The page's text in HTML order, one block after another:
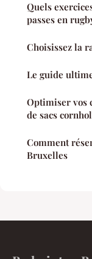
Quels
passes en
Choisissez la
Le guide
Optimiser vos
de sacs
Comment
Bruxelles